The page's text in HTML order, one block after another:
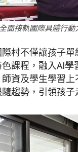
面接軌國際具體行動
村不僅讓孩子
課程，融入AI
資及學生學習
趨勢，引領孩子